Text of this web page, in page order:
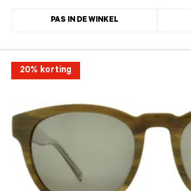
PAS IN DE WINKEL
20% korting